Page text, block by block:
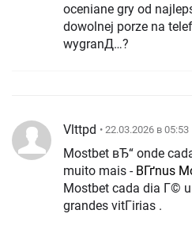
oceniane gry od
dowolnej porze na
wygranД…?
Vlttpd • 22.03.2026 в 05:53
Mostbet вЂ“ onde
muito mais - BГґnus
Mostbet cada dia Г©
grandes vitГіrias .